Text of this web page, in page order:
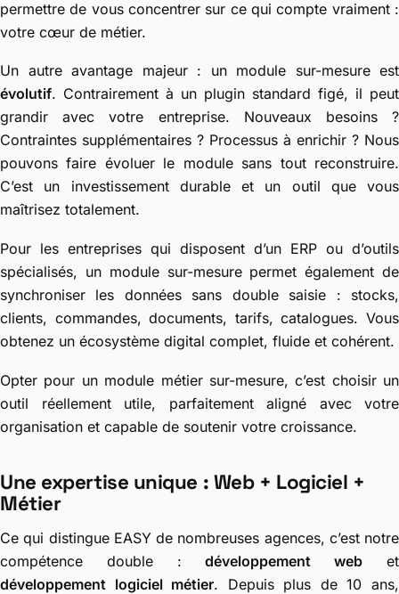
permettre de vous concentrer sur ce qui compte vraiment :
votre cœur de métier.
Un autre avantage majeur : un module sur-mesure est
évolutif. Contrairement à un plugin standard figé, il peut
grandir avec votre entreprise. Nouveaux besoins ?
Contraintes supplémentaires ? Processus à enrichir ? Nous
pouvons faire évoluer le module sans tout reconstruire.
C’est un investissement durable et un outil que vous
maîtrisez totalement.
Pour les entreprises qui disposent d’un ERP ou d’outils
spécialisés, un module sur-mesure permet également de
synchroniser les données sans double saisie : stocks,
clients, commandes, documents, tarifs, catalogues. Vous
obtenez un écosystème digital complet, fluide et cohérent.
Opter pour un module métier sur-mesure, c’est choisir un
outil réellement utile, parfaitement aligné avec votre
organisation et capable de soutenir votre croissance.
Une expertise unique : Web + Logiciel +
Métier
Ce qui distingue EASY de nombreuses agences, c’est notre
compétence double :développement web et
développement logiciel métier. Depuis plus de 10 ans,